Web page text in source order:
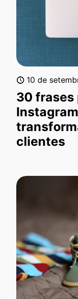
10 de
30 frases
clientes